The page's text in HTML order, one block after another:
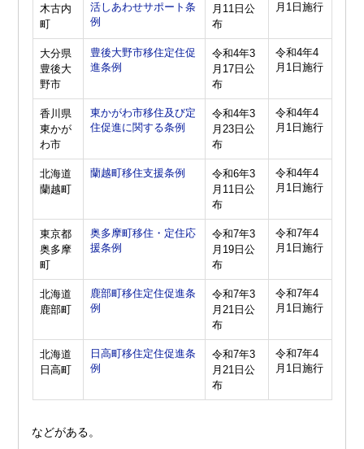
木古内
町
活しあわせサポート条
例
月11日公
布
月1日施行
大分県
豊後大
野市
豊後大野市移住定住促
進条例
令和4年3
月17日公
布
令和4年4
月1日施行
香川県
東かが
わ市
東かがわ市移住及び定
住促進に関する条例
令和4年3
月23日公
布
令和4年4
月1日施行
北海道
蘭越町
蘭越町移住支援条例
令和6年3
月11日公
布
令和4年4
月1日施行
東京都
奥多摩
町
奥多摩町移住・定住応
援条例
令和7年3
月19日公
布
令和7年4
月1日施行
北海道
鹿部町
鹿部町移住定住促進条
例
令和7年3
月21日公
布
令和7年4
月1日施行
北海道
日高町
日高町移住定住促進条
例
令和7年3
月21日公
布
令和7年4
月1日施行
などがある。